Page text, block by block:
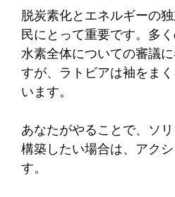
脱炭素化とエネルギーの
民にとって重要です。多
水素全体についての審議
すが、ラトビアは袖をま
います。
あなたがやることで、ソ
構築したい場合は、アク
す。